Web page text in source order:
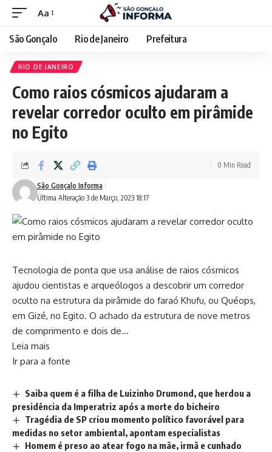
Aa
São Gonçalo Rio de Janeiro Prefeitura
RIO DE JANEIRO
Como raios cósmicos ajudaram a
revelar corredor oculto em pirâmide
no Egito
Última Alteração 3 de Março, 2023 18:17
São Gonçalo Informa
0 Min Read
Tecnologia de ponta que usa análise de raios cósmicos
ajudou cientistas e arqueólogos a descobrir um corredor
oculto na estrutura da pirâmide do faraó Khufu, ou Quéops,
em Gizé, no Egito. O achado da estrutura de nove metros
de comprimento e dois de…
Leia mais
Ir para a fonte
Saiba quem é a filha de Luizinho Drumond, que herdou a
presidência da Imperatriz após a morte do bicheiro
Tragédia de SP criou momento político favorável para
medidas no setor ambiental, apontam especialistas
Homem é preso ao atear fogo na mãe, irmã e cunhado